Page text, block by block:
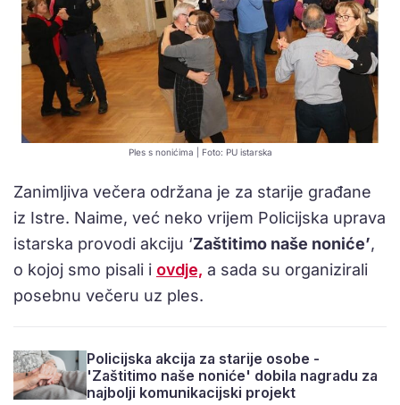
Ples s nonićima | Foto: PU istarska
Zanimljiva večera održana je za starije građane
iz Istre. Naime, već neko vrijem Policijska uprava
istarska provodi akciju ‘Zaštitimo naše noniće’,
o kojoj smo pisali i ovdje, a sada su organizirali
posebnu večeru uz ples.
Policijska akcija za starije osobe -
'Zaštitimo naše noniće' dobila nagradu za
najbolji komunikacijski projekt